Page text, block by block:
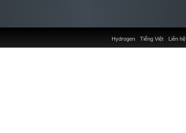
Liên hệ
Hydrogen Tiếng Việt